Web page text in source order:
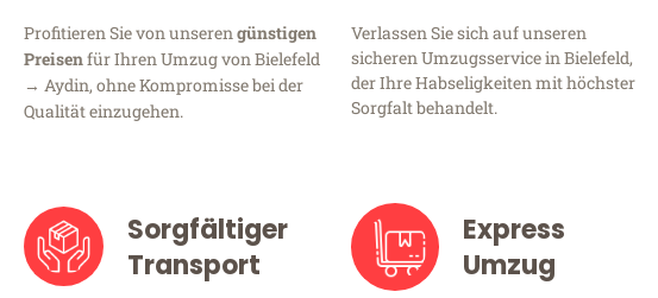
Profitieren Sie von unserengünstigen
Preisenfür Ihren Umzug von Bielefeld
→ Aydin, ohne Kompromisse bei der
Qualität einzugehen.
Verlassen Sie sich auf unseren
sicheren Umzugsservice in Bielefeld,
der Ihre Habseligkeiten mit höchster
Sorgfalt behandelt.
Sorgfältiger
Transport
Express
Umzug